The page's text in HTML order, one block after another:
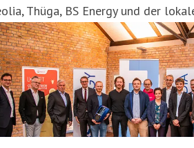
Thüga, BS Energy und der